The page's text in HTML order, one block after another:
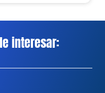
interesar: